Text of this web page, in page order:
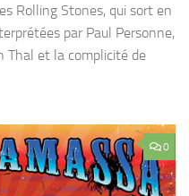
Rolling Stones, qui sort en
par Paul Personne,
Thal et la complicité de
0